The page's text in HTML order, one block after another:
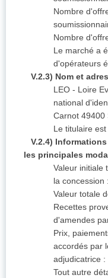
Nombre
Nombre
Le marché a
d'opérateurs
V.2.3) Nom et
LEO - Loire
national
Carnot 49400
Le titulaire
V.2.4)
les principales
Valeur initiale
la concession :
Valeur totale
Recettes
d'amendes
Prix,
accordés par
adjudicatrice :
Tout autre